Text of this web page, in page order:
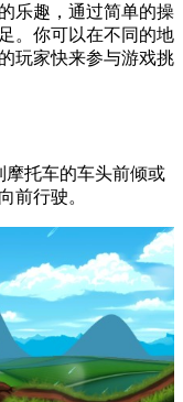
乐趣，通过简单的操
。你可以在不同的地
玩家快来参与游戏挑
摩托车的车头前倾或
前行驶。